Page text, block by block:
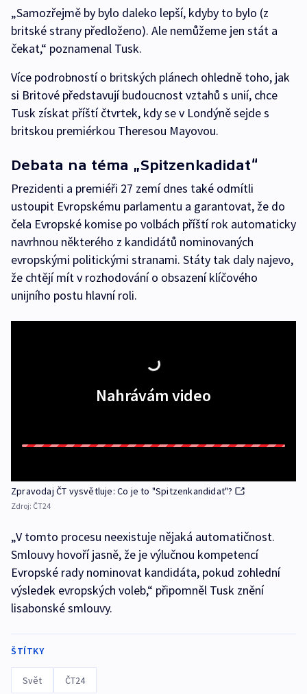
„Samozřejmě by bylo daleko lepší, kdyby to bylo (z
britské strany předloženo). Ale nemůžeme jen stát a
čekat,“ poznamenal Tusk.
Více podrobností o britských plánech ohledně toho, jak
si Britové představují budoucnost vztahů s unií, chce
Tusk získat příští čtvrtek, kdy se v Londýně sejde s
britskou premiérkou Theresou Mayovou.
Debata na téma „Spitzenkadidat“
Prezidenti a premiéři 27 zemí dnes také odmítli
ustoupit Evropskému parlamentu a garantovat, že do
čela Evropské komise po volbách příští rok automaticky
navrhnou některého z kandidátů nominovaných
evropskými politickými stranami. Státy tak daly najevo,
že chtějí mít v rozhodování o obsazení klíčového
unijního postu hlavní roli.
Nahrávám video
Zpravodaj ČT vysvětluje: Co je to "Spitzenkandidat"?
Zdroj: ČT24
„V tomto procesu neexistuje nějaká automatičnost.
Smlouvy hovoří jasně, že je výlučnou kompetencí
Evropské rady nominovat kandidáta, pokud zohlední
výsledek evropských voleb,“ připomněl Tusk znění
lisabonské smlouvy.
ŠTÍTKY
Svět ČT24